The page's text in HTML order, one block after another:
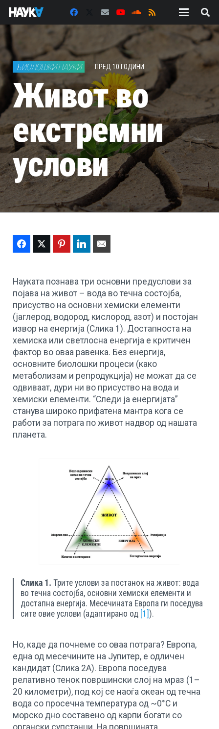
БИОЛОШКИ НАУКИ ПРЕД 10 ГОДИНИ
Живот во
екстремни
услови
FacebookTwitter PinterestLinkedIn
Науката познава три основни предуслови за
појава на живот – вода во течна состојба,
присуство на основни хемиски елементи
(јаглерод, водород, кислород, азот) и постојан
извор на енергија (Слика 1). Достапноста на
хемиска или светлосна енергија е критичен
фактор во оваа равенка. Без енергија,
основните биолошки процеси (како
метаболизaм и репродукција) не можат да се
одвиваат, дури ни во присуство на вода и
хемиски елементи. “Следи ја енергијата”
станува широко прифатена мантра кога се
работи за потрага по живот надвор од нашата
планета.
Слика 1. Трите услови за постанок на живот: вода
во течна состојба, основни хемиски елементи и
достапна енергија. Месечината Европа ги поседува
сите овие услови (адаптирано од [1]).
Но, каде да почнеме со оваа потрага? Европа,
една од месечините на Јупитер, е одличен
кандидат (Слика 2А). Европа поседува
релативно тенок површински слој на мраз (1–
20 километри), под кој се наоѓа океан од течна
вода со просечна температура од ~0°C и
морско дно составено од карпи богати со
органски супстанци. На површината